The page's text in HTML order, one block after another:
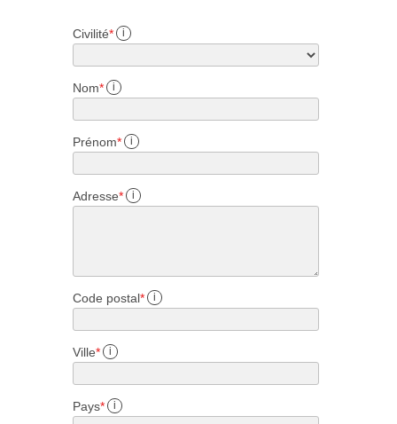
Civilité* i
Nom* i
Prénom* i
Adresse* i
Code postal* i
Ville* i
Pays* i